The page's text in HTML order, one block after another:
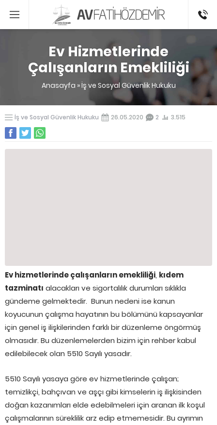
Ev Hizmetlerinde
Çalışanların Emekliliği
Anasayfa »İş ve Sosyal Güvenlik Hukuku
İş ve Sosyal Güvenlik Hukuku 26.05.2020 2 3.515
Ev hizmetlerinde çalışanların emekliliği, kıdem
tazminatı alacakları ve sigortalılık durumları sıklıkla
gündeme gelmektedir. Bunun nedeni ise kanun
koyucunun çalışma hayatının bu bölümünü kapsayanlar
için genel iş ilişkilerinden farklı bir düzenleme öngörmüş
olmasıdır. Bu düzenlemelerden bizim için rehber kabul
edilebilecek olan 5510 Sayılı yasadır.
5510 Sayılı yasaya göre ev hizmetlerinde çalışan;
temizlikçi, bahçıvan ve aşçı gibi kimselerin iş ilişkisinden
doğan kazanımları elde edebilmeleri için aranan ilk koşul
çalışmalarının süreklilik arz edip etmemesidir. Bu ayrımın